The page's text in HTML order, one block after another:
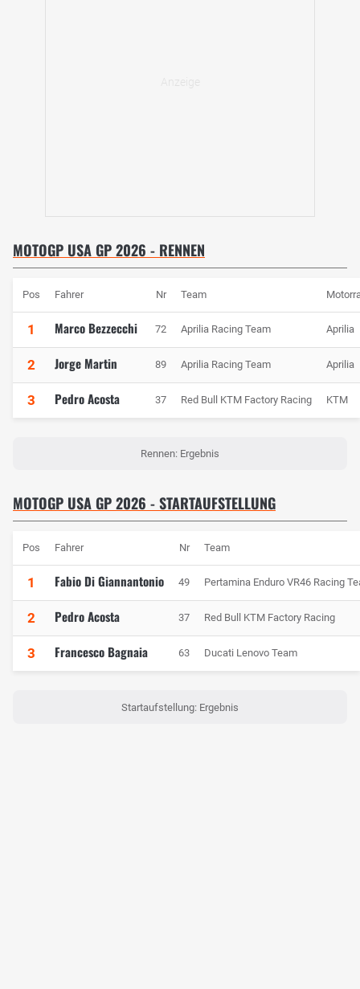
MOTOGP USA GP 2026 - RENNEN
Pos Fahrer Nr Team
1 Marco Bezzecchi 72 Aprilia Racing Team Aprilia
2 Jorge Martin 89 Aprilia Racing Team Aprilia
3 Pedro Acosta 37 Red Bull KTM Factory Racing KTM
Rennen: Ergebnis
MOTOGP USA GP 2026 - STARTAUFSTELLUNG
Pos Fahrer Nr Team
1 Fabio Di Giannantonio 49 Pertamina Enduro VR46 Racing
2 Pedro Acosta 37 Red Bull KTM Factory Racing
3 Francesco Bagnaia 63 Ducati Lenovo Team
Startaufstellung: Ergebnis